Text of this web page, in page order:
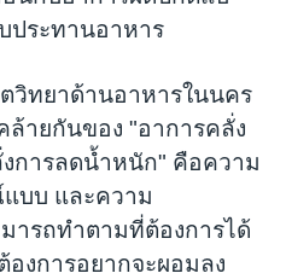
ประทานอาหาร
ทยาด้านอาหารในนคร
ายกันของ "อาการคลั่ง
การลดน้ำหนัก" คือความ
บบ และความ
ารถทำตามที่ต้องการได้
งการอยากจะผอมลง